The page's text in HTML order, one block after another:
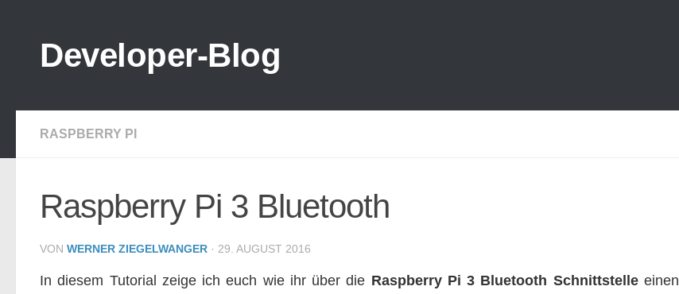
Developer-Blog
RASPBERRY PI
Raspberry Pi 3 Bluetooth
VON WERNER ZIEGELWANGER · 29. AUGUST 2016
In diesem Tutorial zeige ich euch wie ihr über die Raspberry Pi 3 Bluetooth Schnittstelleeinen